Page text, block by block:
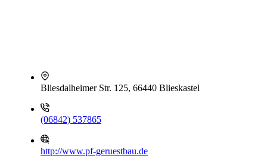
Bliesdalheimer Str. 125, 66440 Blieskastel
(06842) 537865
http://www.pf-geruestbau.de